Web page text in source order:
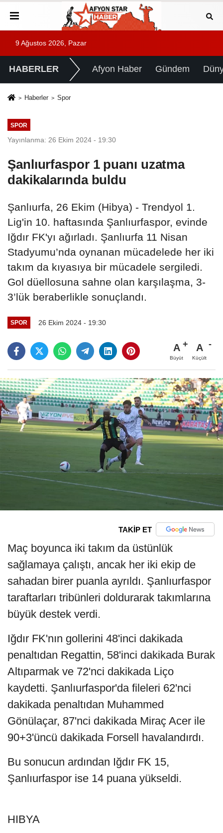
9 Ağustos 2026, Pazar
HABERLER Afyon Haber Gündem
Haberler Spor
SPOR
Yayınlanma: 26 Ekim 2024 - 19:30
Şanlıurfaspor 1 puanı uzatma
dakikalarında buldu
Şanlıurfa, 26 Ekim (Hibya) - Trendyol 1.
Lig'in 10. haftasında Şanlıurfaspor, evinde
Iğdır FK'yı ağırladı. Şanlıurfa 11 Nisan
Stadyumu’nda oynanan mücadelede her iki
takım da kıyasıya bir mücadele sergiledi.
Gol düellosuna sahne olan karşılaşma, 3-
3’lük beraberlikle sonuçlandı.
SPOR 26 Ekim 2024 - 19:30
A
Büyüt
A
Küçült
TAKİP ET
Maç boyunca iki takım da üstünlük
sağlamaya çalıştı, ancak her iki ekip de
sahadan birer puanla ayrıldı. Şanlıurfaspor
taraftarları tribünleri doldurarak takımlarına
büyük destek verdi.
Iğdır FK'nın gollerini 48'inci dakikada
penaltıdan Regattin, 58'inci dakikada Burak
Altıparmak ve 72'nci dakikada Liço
kaydetti. Şanlıurfaspor'da fileleri 62'nci
dakikada penaltıdan Muhammed
Gönülaçar, 87'nci dakikada Miraç Acer ile
90+3'üncü dakikada Forsell havalandırdı.
Bu sonucun ardından Iğdır FK 15,
Şanlıurfaspor ise 14 puana yükseldi.
HIBYA